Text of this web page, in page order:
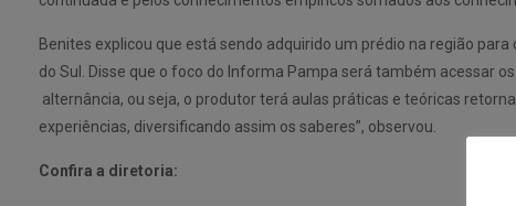
Benites explicou que está sendo adquirido um prédio na região
do Sul. Disse que o foco do Informa Pampa será também acessar
alternância, ou seja, o produtor terá aulas práticas e teóricas
experiências, diversificando assim os saberes”, observou.
Confira a diretoria: